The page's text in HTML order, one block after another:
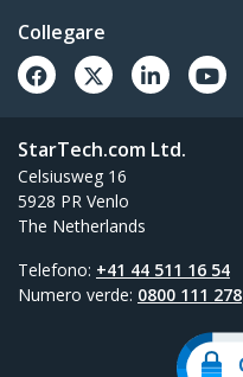
Collegare
StarTech.com Ltd.
Celsiusweg 16
5928 PR Venlo
The Netherlands
Telefono: +41 44 511 16 54
Numero verde: 0800 111 278